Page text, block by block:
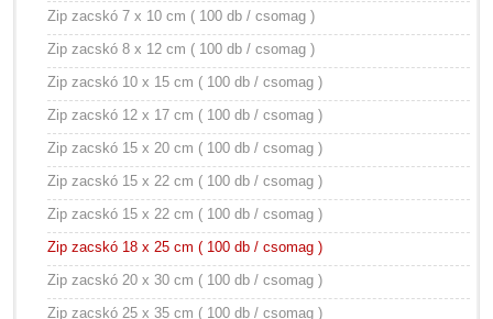
Zip zacskó 7 x 10 cm ( 100 db / csomag )
Zip zacskó 8 x 12 cm ( 100 db / csomag )
Zip zacskó 10 x 15 cm ( 100 db / csomag )
Zip zacskó 12 x 17 cm ( 100 db / csomag )
Zip zacskó 15 x 20 cm ( 100 db / csomag )
Zip zacskó 15 x 22 cm ( 100 db / csomag )
Zip zacskó 15 x 22 cm ( 100 db / csomag )
Zip zacskó 18 x 25 cm ( 100 db / csomag )
Zip zacskó 20 x 30 cm ( 100 db / csomag )
Zip zacskó 25 x 35 cm ( 100 db / csomag )